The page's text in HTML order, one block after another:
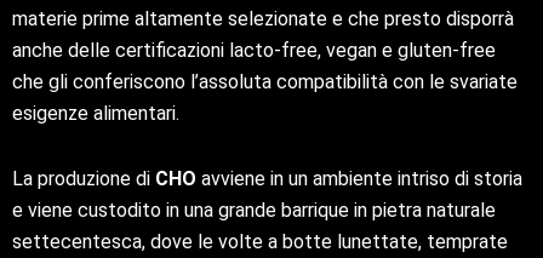
materie prime altamente selezionate e che presto disporrà
anche delle certificazioni lacto-free, vegan e gluten-free
che gli conferiscono l’assoluta compatibilità con le svariate
esigenze alimentari.
La produzione di CHO avviene in un ambiente intriso di storia
e viene custodito in una grande barrique in pietra naturale
settecentesca, dove le volte a botte lunettate, temprate